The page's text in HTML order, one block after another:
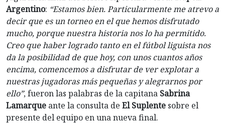
Argentino: “Estamos bien. Particularmente me atrevo a
decir que es un torneo en el que hemos disfrutado
mucho, porque nuestra historia nos lo ha permitido.
Creo que haber logrado tanto en el fútbol liguista nos
da la posibilidad de que hoy, con unos cuantos años
encima, comencemos a disfrutar de ver explotar a
nuestras jugadoras más pequeñas y alegrarnos por
ello”, fueron las palabras de la capitana Sabrina
Lamarque ante la consulta de El Suplente sobre el
presente del equipo en una nueva final.